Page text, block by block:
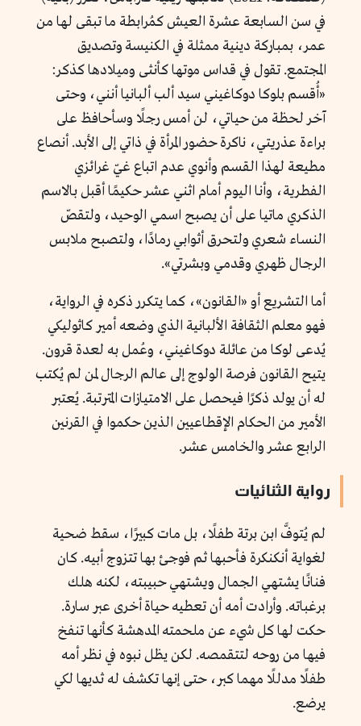
في سن السابعة عشرة العيش كمُرابطة ما تبقى لها من
عمر، بمباركة دينية ممثلة في الكنيسة وتصديق
المجتمع. تقول في قداس موتها كأنثى وميلادها كذكر:
«أُقسم بلوكا دوكاغيني سيد ألب ألبانيا أنني، وحتى
آخر لحظة من حياتي، لن أمس رجلًا وسأحافظ على
براءة عذريتي، ناكرة حضور المرأة في ذاتي إلى الأبد. أنصاع
مطيعة لهذا القسم وأنوي عدم اتباع غيّ غرائزي
الفطرية، وأنا اليوم أمام اثني عشر حكيمًا أقبل بالاسم
الذكري ماتيا على أن يصبح اسمي الوحيد، ولتقصّ
النساء شعري ولتحرق أثوابي رمادًا، ولتصبح ملابس
الرجال ظهري وقدمي وبشرتي».
أما التشريع أو «القانون»، كما يتكرر ذكره في الرواية،
فهو معلم الثقافة الألبانية الذي وضعه أمير كاثوليكي
يُدعى لوكا من عائلة دوكاغيني، وعُمل به لعدة قرون.
يتيح القانون فرصة الولوج إلى عالم الرجال لمن لم يُكتب
له أن يولد ذكرًا فيحصل على الامتيازات المترتبة. يُعتبر
الأمير من الحكام الإقطاعيين الذين حكموا في القرنين
الرابع عشر والخامس عشر.
رواية الثنائيات
لم يُتوفَّ ابن برتة طفلًا، بل مات كبيرًا، سقط ضحية
لغواية أنكنكرة فأحبها ثم فوجئ بها تتزوج أبيه. كان
فنانًا يشتهي الجمال ويشتهي حبيبته، لكنه هلك
برغباته. وأرادت أمه أن تعطيه حياة أخرى عبر سارة.
حكت لها كل شيء عن ملحمته المدهشة كأنها تنفخ
فيها من روحه لتتقمصه. لكن يظل نبوه في نظر أمه
طفلًا مدللًا مهما كبر، حتى إنها تكشف له ثديها لكي
يرضع.